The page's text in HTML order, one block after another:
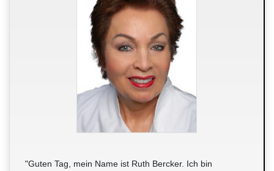
"Guten Tag, mein Name ist Ruth Bercker. Ich bin